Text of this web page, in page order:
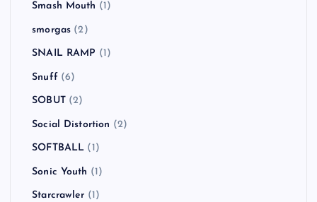
Smash Mouth (1)
smorgas (2)
SNAIL RAMP (1)
Snuff (6)
SOBUT(2)
Social Distortion (2)
SOFTBALL (1)
Sonic Youth (1)
Starcrawler (1)